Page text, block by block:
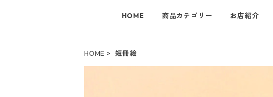
HOME 商品カテゴリー お店紹介
HOME 短冊絵